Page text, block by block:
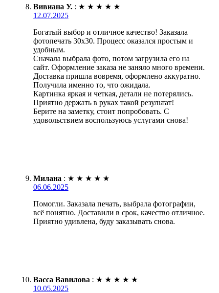
Вивиана У. : ★ ★ ★ ★ ★
12.07.2025
Богатый выбор и отличное качество! Заказала
фотопечать 30х30. Процесс оказался простым и
удобным.
Сначала выбрала фото, потом загрузила его на
сайт. Оформление заказа не заняло много времени.
Доставка пришла вовремя, оформлено аккуратно.
Получила именно то, что ожидала.
Картинка яркая и четкая, детали не потерялись.
Приятно держать в руках такой результат!
Берите на заметку, стоит попробовать. С
удовольствием воспользуюсь услугами снова!
Милана : ★ ★ ★ ★ ★
06.06.2025
Помогли. Заказала печать, выбрала фотографии,
всё понятно. Доставили в срок, качество отличное.
Приятно удивлена, буду заказывать снова.
Васса Вавилова : ★ ★ ★ ★ ★
10.05.2025